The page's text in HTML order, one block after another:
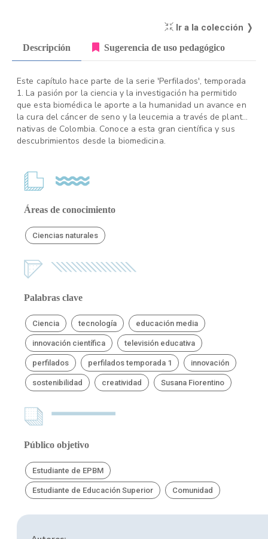
Ir a la colección ❭
Descripción Sugerencia de uso pedagógico
Este capítulo hace parte de la serie 'Perfilados', temporada
1. La pasión por la ciencia y la investigación ha permitido
que esta biomédica le aporte a la humanidad un avance en
la cura del cáncer de seno y la leucemia a través de plantas
nativas de Colombia. Conoce a esta gran científica y sus
descubrimientos desde la biomedicina.
Áreas de conocimiento
Ciencias naturales
Palabras clave
Ciencia tecnología educación media
innovación científica televisión educativa
perfilados perfilados temporada 1 innovación
sostenibilidad creatividad Susana Fiorentino
Público objetivo
Estudiante de EPBM
Estudiante de Educación Superior Comunidad